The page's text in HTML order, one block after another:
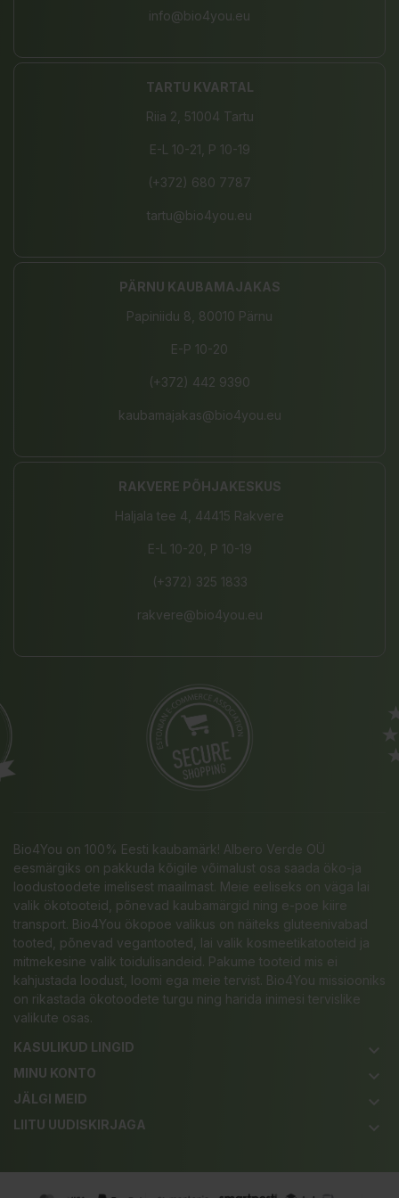
info@bio4you.eu
TARTU KVARTAL
Riia 2, 51004 Tartu
E-L 10-21, P 10-19
(+372) 680 7787
tartu@bio4you.eu
PÄRNU KAUBAMAJAKAS
Papiniidu 8, 80010 Pärnu
E-P 10-20
(+372) 442 9390
kaubamajakas@bio4you.eu
RAKVERE PÕHJAKESKUS
Haljala tee 4, 44415 Rakvere
E-L 10-20, P 10-19
(+372) 325 1833
rakvere@bio4you.eu
Bio4You on 100% Eesti kaubamärk! Albero Verde OÜ
eesmärgiks on pakkuda kõigile võimalust osa saada öko-ja
loodustoodete imelisest maailmast. Meie eeliseks on väga lai
valik ökotooteid, põnevad kaubamärgid ning e-poe kiire
transport. Bio4You ökopoe valikus on näiteks gluteenivabad
tooted, põnevad vegantooted, lai valik kosmeetikatooteid ja
mitmekesine valik toidulisandeid. Pakume tooteid mis ei
kahjustada loodust, loomi ega meie tervist. Bio4You missiooniks
on rikastada ökotoodete turgu ning harida inimesi tervislike
valikute osas.
KASULIKUD LINGID
keyboard_arrow_down
MINU KONTO keyboard_arrow_down
JÄLGI MEID keyboard_arrow_down
LIITU UUDISKIRJAGA keyboard_arrow_down